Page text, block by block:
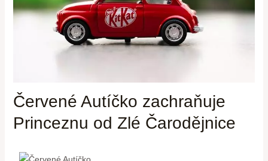
Červené Autíčko zachraňuje
Princeznu od Zlé Čarodějnice